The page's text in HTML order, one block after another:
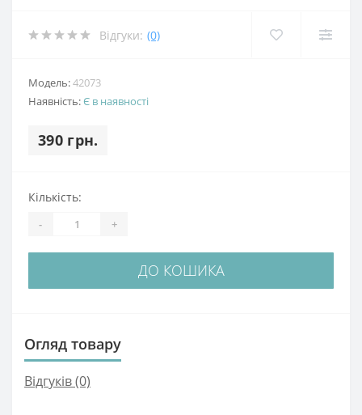
Відгуки: (0)
Модель:42073
Наявність:Є в наявності
390 грн.
Кількість:
- +
ДО КОШИКА
Огляд товару
Відгуків (0)